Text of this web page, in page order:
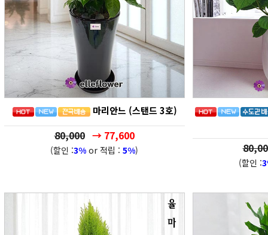
마리안느 (스탠드 3호)
80,000 → 77,600
(할인 :3% or 적립 : 5%)
(할인 :